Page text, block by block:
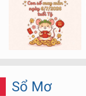
Sổ Mơ